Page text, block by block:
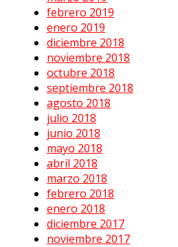
febrero 2019
enero 2019
diciembre 2018
noviembre 2018
octubre 2018
septiembre 2018
agosto 2018
julio 2018
junio 2018
mayo 2018
abril 2018
marzo 2018
febrero 2018
enero 2018
diciembre 2017
noviembre 2017